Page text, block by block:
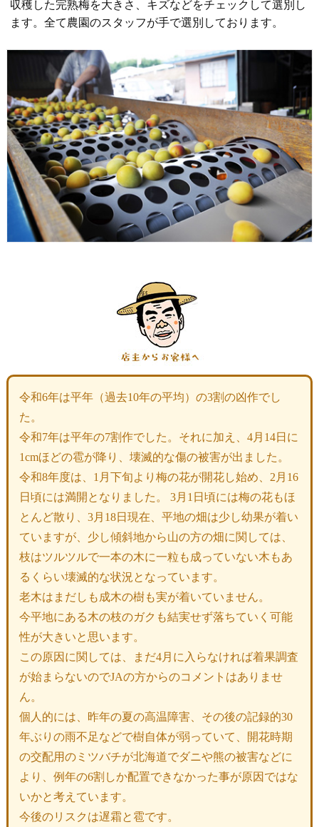
収穫した完熟梅を大きさ、キズなどをチェックして選別し
ます。全て農園のスタッフが手で選別しております。
令和6年は平年（過去10年の平均）の3割の凶作でし
た。
令和7年は平年の7割作でした。それに加え、4月14日に
1cmほどの雹が降り、壊滅的な傷の被害が出ました。
令和8年度は、1月下旬より梅の花が開花し始め、2月16
日頃には満開となりました。 3月1日頃には梅の花もほ
とんど散り、3月18日現在、平地の畑は少し幼果が着い
ていますが、少し傾斜地から山の方の畑に関しては、
枝はツルツルで一本の木に一粒も成っていない木もあ
るくらい壊滅的な状況となっています。
老木はまだしも成木の樹も実が着いていません。
今平地にある木の枝のガクも結実せず落ちていく可能
性が大きいと思います。
この原因に関しては、まだ4月に入らなければ着果調査
が始まらないのでJAの方からのコメントはありませ
ん。
個人的には、昨年の夏の高温障害、その後の記録的30
年ぶりの雨不足などで樹自体が弱っていて、開花時期
の交配用のミツバチが北海道でダニや熊の被害などに
より、例年の6割しか配置できなかった事が原因ではな
いかと考えています。
今後のリスクは遅霜と雹です。